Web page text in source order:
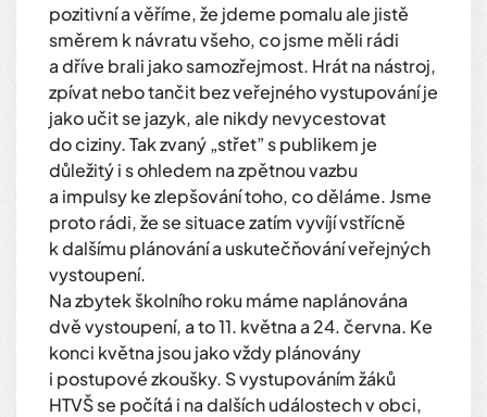
pozitivní a věříme, že jdeme pomalu ale jistě
směrem k návratu všeho, co jsme měli rádi
a dříve brali jako samozřejmost. Hrát na nástroj,
zpívat nebo tančit bez veřejného vystupování je
jako učit se jazyk, ale nikdy nevycestovat
do ciziny. Tak zvaný „střet” s publikem je
důležitý i s ohledem na zpětnou vazbu
a impulsy ke zlepšování toho, co děláme. Jsme
proto rádi, že se situace zatím vyvíjí vstřícně
k dalšímu plánování a uskutečňování veřejných
vystoupení.
Na zbytek školního roku máme naplánována
dvě vystoupení, a to 11. května a 24. června. Ke
konci května jsou jako vždy plánovány
i postupové zkoušky. S vystupováním žáků
HTVŠ se počítá i na dalších událostech v obci,